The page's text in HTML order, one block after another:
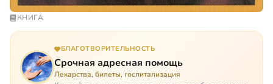
КНИГА
БЛАГОТВОРИТЕЛЬНОСТЬ
Срочная адресная помощь
Лекарства, билеты, госпитализация